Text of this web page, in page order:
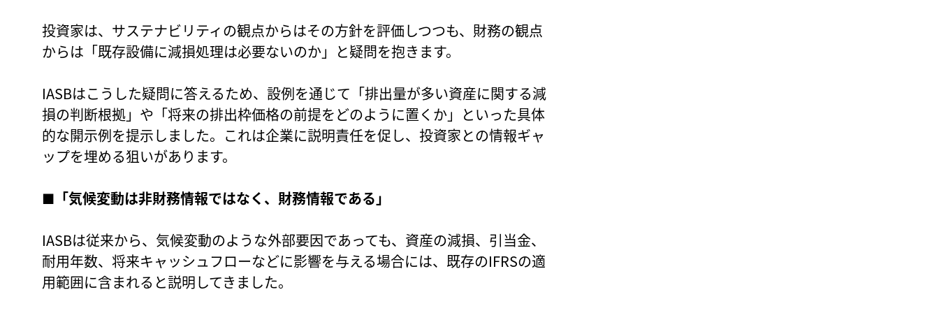
投資家は、サステナビリティの観点からはその方針を評価しつつも、財務の観点
からは「既存設備に減損処理は必要ないのか」と疑問を抱きます。
IASBはこうした疑問に答えるため、設例を通じて「排出量が多い資産に関する減
損の判断根拠」や「将来の排出枠価格の前提をどのように置くか」といった具体
的な開示例を提示しました。これは企業に説明責任を促し、投資家との情報ギャ
ップを埋める狙いがあります。
■「気候変動は非財務情報ではなく、財務情報である」
IASBは従来から、気候変動のような外部要因であっても、資産の減損、引当金、
耐用年数、将来キャッシュフローなどに影響を与える場合には、既存のIFRSの適
用範囲に含まれると説明してきました。